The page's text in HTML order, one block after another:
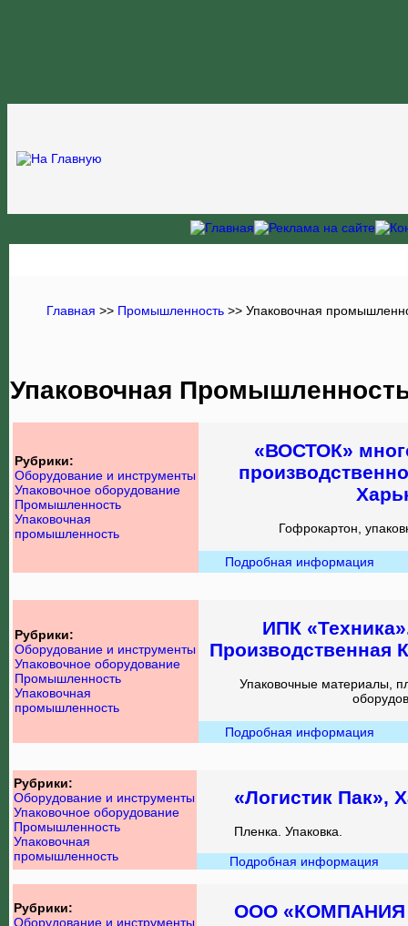
Главная >> Промышленность >> Упаковочная
Упаковочная
Рубрики:
Оборудование и инструменты
Упаковочное оборудование
Промышленность
Упаковочная
промышленность
«ВОСТОК»
Гофрокартон,
Подробная информация
Рубрики:
Оборудование и инструменты
Упаковочное оборудование
Промышленность
Упаковочная
промышленность
ИПК
Производственная
Упаковочные материалы,
Подробная информация
Рубрики:
Оборудование и инструменты
Упаковочное оборудование
Промышленность
Упаковочная
промышленность
«Логистик Пак»,
Пленка. Упаковка.
Подробная информация
Рубрики:
Оборудование и инструменты
ООО «КОМПАНИЯ